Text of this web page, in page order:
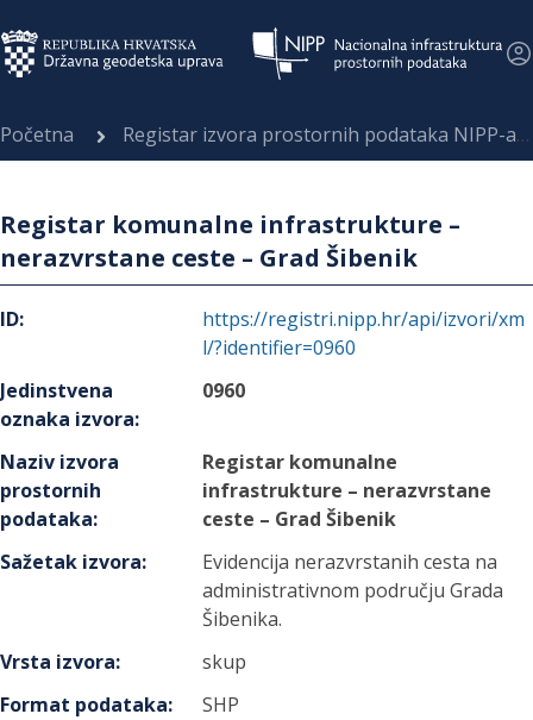
Početna Registar izvora prostornih podataka NIPP-a
Registar komunalne infrastrukture –
nerazvrstane ceste – Grad Šibenik
ID:
https://registri.nipp.hr/api/izvori/xm
l/?identifier=0960
Jedinstvena
oznaka izvora:
0960
Naziv izvora
prostornih
podataka:
Registar komunalne
infrastrukture – nerazvrstane
ceste – Grad Šibenik
Sažetak izvora:
Evidencija nerazvrstanih cesta na
administrativnom području Grada
Šibenika.
Vrsta izvora:
skup
Format podataka:
SHP